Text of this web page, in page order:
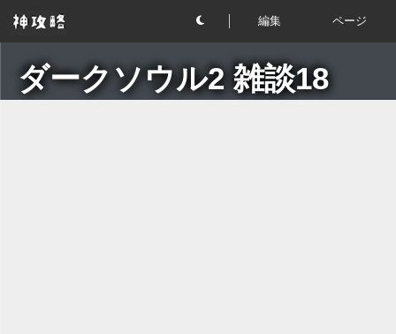
編集 ページ
ダークソウル2 雑談18